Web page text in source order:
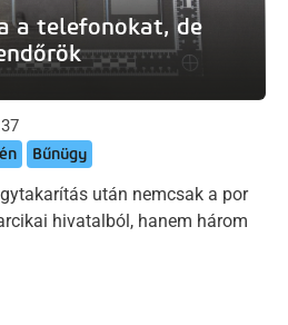
a telefonokat, de
Bűnügy
után nemcsak a por
hivatalból, hanem három